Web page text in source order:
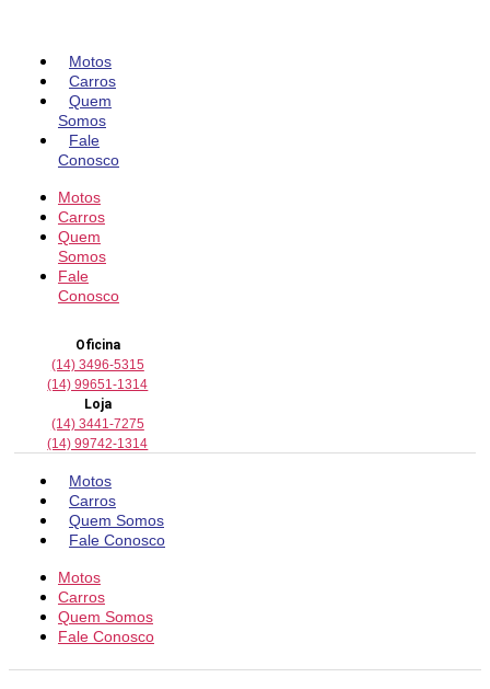
conteúdo
Motos
Carros
Quem
Somos
Fale
Conosco
Motos
Carros
Quem
Somos
Fale
Conosco
Oficina
(14) 3496-5315
(14) 99651-1314
Loja
(14) 3441-7275
(14) 99742-1314
Motos
Carros
Quem Somos
Fale Conosco
Motos
Carros
Quem Somos
Fale Conosco